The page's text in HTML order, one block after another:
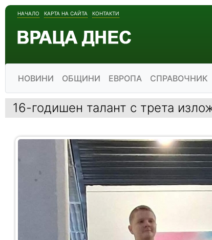
НАЧАЛО КАРТА НА САЙТА КОНТАКТИ
НОВИНИ ОБЩИНИ ЕВРОПА СПРАВОЧНИК
16-годишен талант с трета